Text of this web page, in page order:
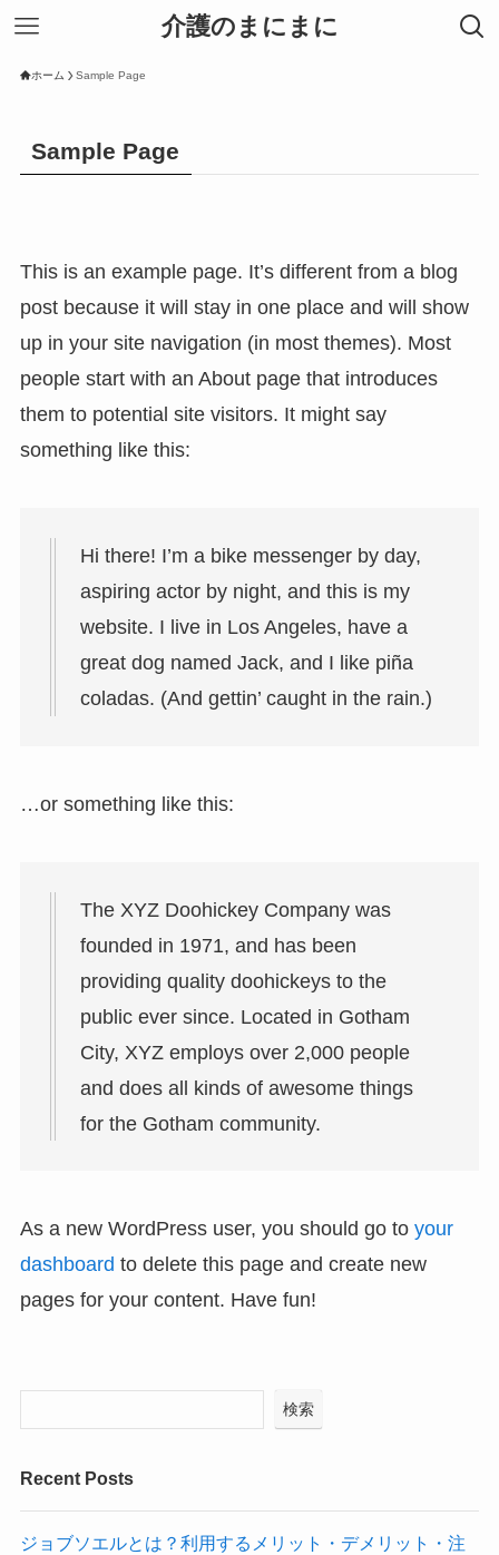
介護のまにまに
ホーム Sample Page
Sample Page
This is an example page. It’s different from a blog
post because it will stay in one place and will show
up in your site navigation (in most themes). Most
people start with an About page that introduces
them to potential site visitors. It might say
something like this:
Hi there! I’m a bike messenger by day,
aspiring actor by night, and this is my
website. I live in Los Angeles, have a
great dog named Jack, and I like piña
coladas. (And gettin’ caught in the rain.)
…or something like this:
The XYZ Doohickey Company was
founded in 1971, and has been
providing quality doohickeys to the
public ever since. Located in Gotham
City, XYZ employs over 2,000 people
and does all kinds of awesome things
for the Gotham community.
As a new WordPress user, you should go to your
dashboard to delete this page and create new
pages for your content. Have fun!
検索
Recent Posts
ジョブソエルとは？利用するメリット・デメリット・注